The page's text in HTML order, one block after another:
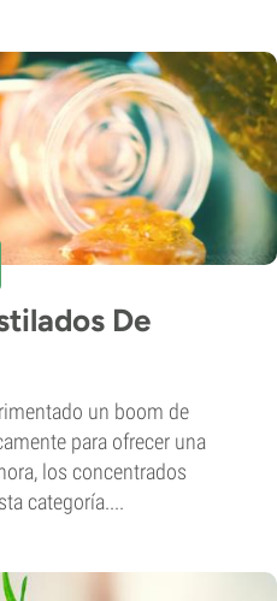
De
un boom de
para ofrecer una
los concentrados
categoría....